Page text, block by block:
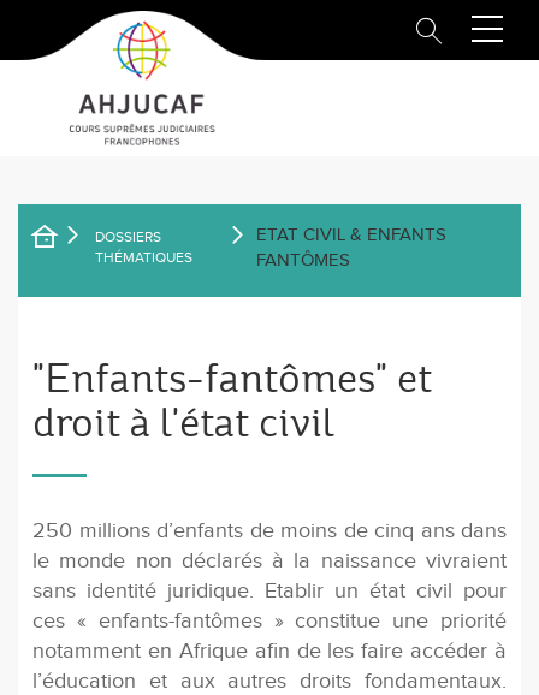
principal
D'ARIANE
DOSSIERS
THÉMATIQUES
ETAT CIVIL & ENFANTS
FANTÔMES
"Enfants-fantômes" et
droit à l'état civil
250 millions d’enfants de moins de cinq ans dans
le monde non déclarés à la naissance vivraient
sans identité juridique. Etablir un état civil pour
ces « enfants-fantômes » constitue une priorité
notamment en Afrique afin de les faire accéder à
l’éducation et aux autres droits fondamentaux.